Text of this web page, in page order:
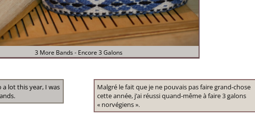
3 More Bands - Encore 3 Galons
a lot this year, I was
Malgré le fait que je ne pouvais pas faire grand-chose
cette année, j’ai réussi quand-même à faire 3 galons
« norvégiens ».